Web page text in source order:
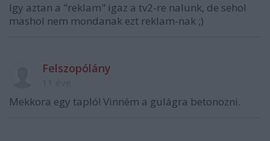
Igy aztan a "reklam" igaz a tv2-re nalunk, de sehol
mashol nem mondanak ezt reklam-nak ;)
Felszopólány
Mekkora egy tapló! Vinném a gulágra betonozni.